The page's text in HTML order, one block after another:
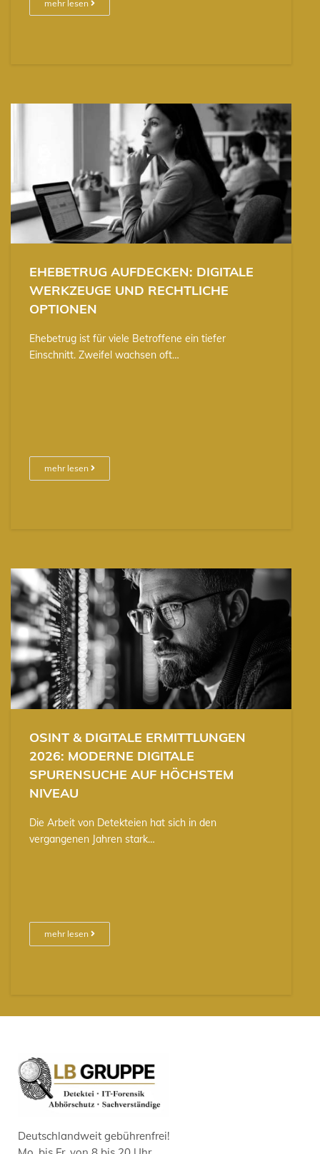
mehr lesen
EHEBETRUG AUFDECKEN: DIGITALE
WERKZEUGE UND RECHTLICHE
OPTIONEN
Ehebetrug ist für viele Betroffene ein tiefer
Einschnitt. Zweifel wachsen oft…
mehr lesen
OSINT & DIGITALE ERMITTLUNGEN
2026: MODERNE DIGITALE
SPURENSUCHE AUF HÖCHSTEM
NIVEAU
Die Arbeit von Detekteien hat sich in den
vergangenen Jahren stark…
mehr lesen
Deutschlandweit gebührenfrei!